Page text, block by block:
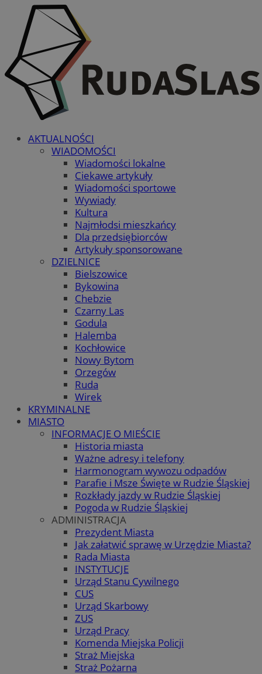
AKTUALNOŚCI
WIADOMOŚCI
Wiadomości lokalne
Ciekawe artykuły
Wiadomości sportowe
Wywiady
Kultura
Najmłodsi mieszkańcy
Dla przedsiębiorców
Artykuły sponsorowane
DZIELNICE
Bielszowice
Bykowina
Chebzie
Czarny Las
Godula
Halemba
Kochłowice
Nowy Bytom
Orzegów
Ruda
Wirek
KRYMINALNE
MIASTO
INFORMACJE O MIEŚCIE
Historia miasta
Ważne adresy i telefony
Harmonogram wywozu odpadów
Parafie i Msze Święte w Rudzie Śląskiej
Rozkłady jazdy w Rudzie Śląskiej
Pogoda w Rudzie Śląskiej
ADMINISTRACJA
Prezydent Miasta
Jak załatwić sprawę w Urzędzie Miasta?
Rada Miasta
INSTYTUCJE
Urząd Stanu Cywilnego
CUS
Urząd Skarbowy
ZUS
Urząd Pracy
Komenda Miejska Policji
Straż Miejska
Straż Pożarna